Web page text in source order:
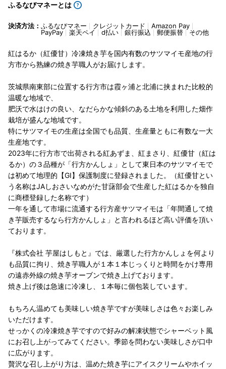
ふるなびマネーとは
決済方法： ふるなびマネー クレジットカード
Amazon Pay
PayPay
楽天ペイ d払い 銀行振込 郵便振替 その他
紅はるか（紅優甘）冷凍焼き芋を国内有数のサツマイモ産地の行
方市から熟練の焼き芋職人がお届けします。
茨城県南東部に位置する行方市は霞ヶ浦と北浦に挟まれた比較的
温暖な地域で、
肥沃で水はけの良い、なだらかな傾斜のある土地を利用した畑作
栽培が盛んな地域です。
特にサツマイモの生産は全国でも品質、生産量ともに有数な一大
生産地です。
2023年に行方市で出荷される紅あずま、紅まさり、紅優甘（紅は
るか）の３品種が「行方かんしょ」として東日本のサツマイモで
は初めて地理的【GI】保護制度に登録されました。（紅優甘とい
う名称はJAしおさいなめがた甘藷部会で生産した紅はるかを独自
に商標登録した名称です）
一年を通して市場に流通する行方産サツマイモは「年間通して焼
き芋販売するなら行方かんしょ」と言われるほど高い評価を頂い
ております。
『株式会社 芋屋はしもと』では、厳選した行方かんしょを何より
も品質に拘り、焼き芋職人が１本１本じっくりと時間をかけ専用
の遠赤外線の焼き芋オーブンで焼き上げております。
焼き上げ後は急速に冷凍し、１本毎に個包装しています。
もちろん温めても美味しい焼き芋ですが美味しさは色々お楽しみ
いただけます。
せっかくの冷凍焼き芋ですので好みの解凍状態でシャーベット風
にお召し上がってみてください。季節を問わない美味しさが口中
に広がります。
贅沢な召し上がり方は、温めた焼き芋にアイスクリームやホイッ